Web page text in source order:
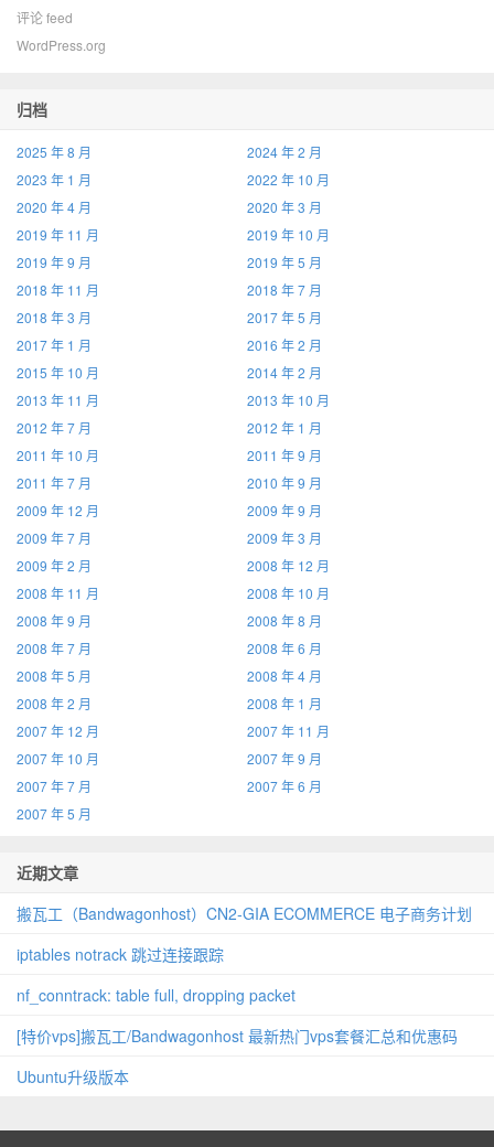
评论 feed
WordPress.org
归档
2025 年 8 月
2024 年 2 月
2023 年 1 月
2022 年 10 月
2020 年 4 月
2020 年 3 月
2019 年 11 月
2019 年 10 月
2019 年 9 月
2019 年 5 月
2018 年 11 月
2018 年 7 月
2018 年 3 月
2017 年 5 月
2017 年 1 月
2016 年 2 月
2015 年 10 月
2014 年 2 月
2013 年 11 月
2013 年 10 月
2012 年 7 月
2012 年 1 月
2011 年 10 月
2011 年 9 月
2011 年 7 月
2010 年 9 月
2009 年 12 月
2009 年 9 月
2009 年 7 月
2009 年 3 月
2009 年 2 月
2008 年 12 月
2008 年 11 月
2008 年 10 月
2008 年 9 月
2008 年 8 月
2008 年 7 月
2008 年 6 月
2008 年 5 月
2008 年 4 月
2008 年 2 月
2008 年 1 月
2007 年 12 月
2007 年 11 月
2007 年 10 月
2007 年 9 月
2007 年 7 月
2007 年 6 月
2007 年 5 月
近期文章
搬瓦工（Bandwagonhost）CN2‑GIA ECOMMERCE 电子商务计划
iptables notrack 跳过连接跟踪
nf_conntrack: table full, dropping packet
[特价vps]搬瓦工/Bandwagonhost 最新热门vps套餐汇总和优惠码
Ubuntu升级版本